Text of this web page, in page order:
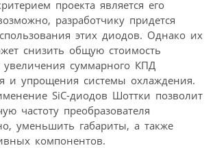
проекта является его
разработчику придется
этих диодов. Однако их
снизить общую стоимость
увеличения суммарного КПД
и упрощения системы охлаждения.
SiC-диодов Шоттки позволит
частоту преобразователя
уменьшить габариты, а также
компонентов.